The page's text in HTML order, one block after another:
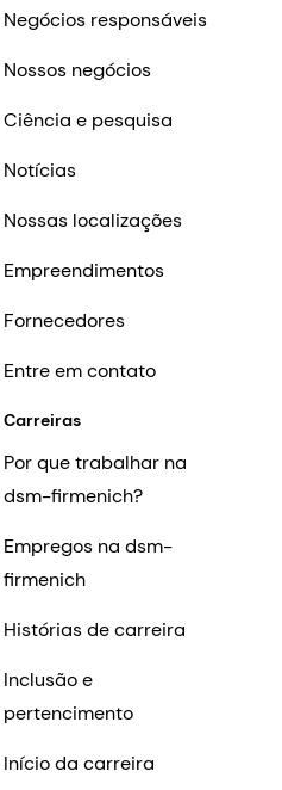
Negócios responsáveis
Nossos negócios
Ciência e pesquisa
Notícias
Nossas localizações
Empreendimentos
Fornecedores
Entre em contato
Carreiras
Por que trabalhar na
dsm-firmenich?
Empregos na dsm-
firmenich
Histórias de carreira
Inclusão e
pertencimento
Início da carreira